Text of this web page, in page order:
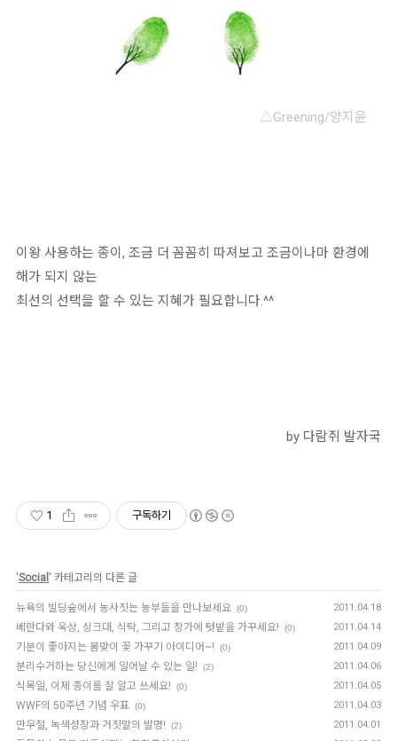
△Greening/양지윤
이왕 사용하는 종이, 조금 더 꼼꼼히 따져보고 조금이나마 환경에
해가 되지 않는
최선의 선택을 할 수 있는 지혜가 필요합니다.^^
by 다람쥐 발자국
1 구독하기
'Social ' 카테고리의 다른 글
뉴욕의 빌딩숲에서 농사짓는 농부들을 만나보세요 (0) 2011.04.18
베란다와 옥상, 싱크대, 식탁, 그리고 창가에 텃밭을 가꾸세요! (0) 2011.04.14
기분이 좋아지는 봄맞이 꽃 가꾸기 아이디어~! (0) 2011.04.09
분리수거하는 당신에게 일어날 수 있는 일! (2) 2011.04.06
식목일, 이제 종이를 잘 알고 쓰세요! (0) 2011.04.05
WWF의 50주년 기념 우표 (0) 2011.04.03
만우절, 녹색성장과 거짓말의 발명! (2) 2011.04.01